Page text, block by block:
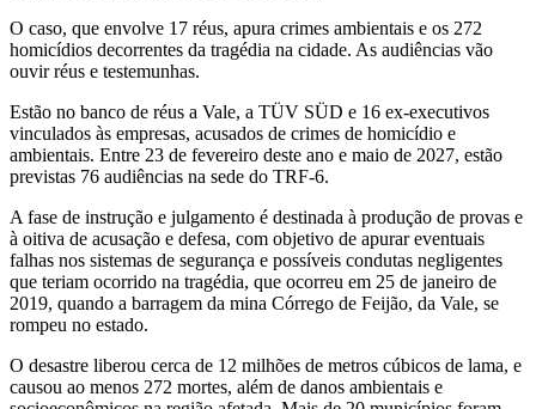
O caso, que envolve 17 réus, apura crimes ambientais e os 272
homicídios decorrentes da tragédia na cidade. As audiências vão
ouvir réus e testemunhas.
Estão no banco de réus a Vale, a TÜV SÜD e 16 ex-executivos
vinculados às empresas, acusados de crimes de homicídio e
ambientais. Entre 23 de fevereiro deste ano e maio de 2027, estão
previstas 76 audiências na sede do TRF-6.
A fase de instrução e julgamento é destinada à produção de provas e
à oitiva de acusação e defesa, com objetivo de apurar eventuais
falhas nos sistemas de segurança e possíveis condutas negligentes
que teriam ocorrido na tragédia, que ocorreu em 25 de janeiro de
2019, quando a barragem da mina Córrego de Feijão, da Vale, se
rompeu no estado.
O desastre liberou cerca de 12 milhões de metros cúbicos de lama, e
causou ao menos 272 mortes, além de danos ambientais e